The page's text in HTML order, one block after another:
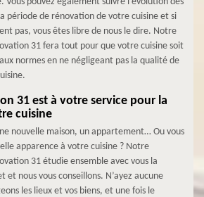
période de rénovation de votre cuisine et si
pas, vous êtes libre de nous le dire. Notre
31 fera tout pour que votre cuisine soit
normes en ne négligeant pas la qualité de
31 est à votre service pour la
cuisine
nouvelle maison, un appartement… Ou vous
apparence à votre cuisine ? Notre
31 étudie ensemble avec vous la
nous vous conseillons. N’ayez aucune
les lieux et vos biens, et une fois le